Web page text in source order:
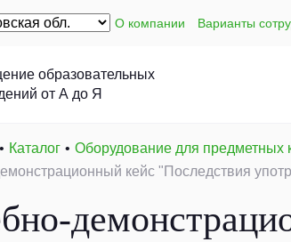
О компании Варианты
образовательных
от А до Я
Каталог Оборудование для предметных
кейс "Последствия